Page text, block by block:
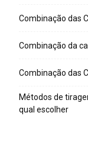
Combinação das
Combinação da
Combinação das
Métodos de
qual escolher